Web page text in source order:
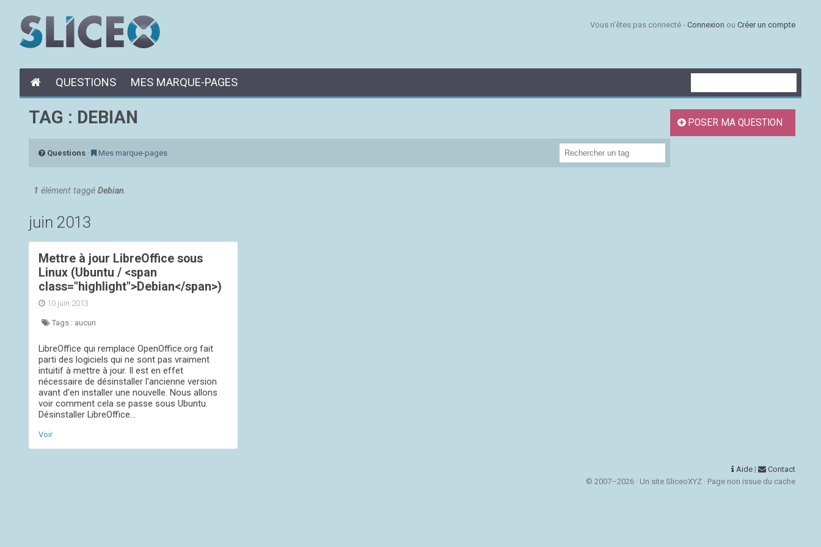
Vous n'êtes pas connecté - Connexion ou Créer un compte
QUESTIONS MES MARQUE-PAGES
TAG : DEBIAN
Questions · Mes marque-pages
1 élément taggé Debian
juin 2013
Mettre à jour LibreOffice sous
Linux (Ubuntu / <span
class="highlight">Debian</span>)
10 juin 2013
Tags : aucun
LibreOffice qui remplace OpenOffice.org fait
parti des logiciels qui ne sont pas vraiment
intuitif à mettre à jour. Il est en effet
nécessaire de désinstaller l'ancienne version
avant d'en installer une nouvelle. Nous allons
voir comment cela se passe sous Ubuntu.
Désinstaller LibreOffice...
Voir
POSER MA QUESTION
Aide |
Contact
© 2007–2026 · Un site SliceoXYZ · Page non issue du cache